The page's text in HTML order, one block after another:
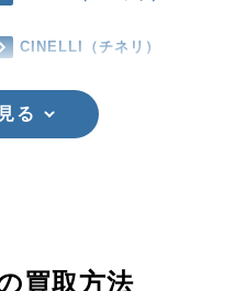
CINELLI（チネリ）
る
買取方法